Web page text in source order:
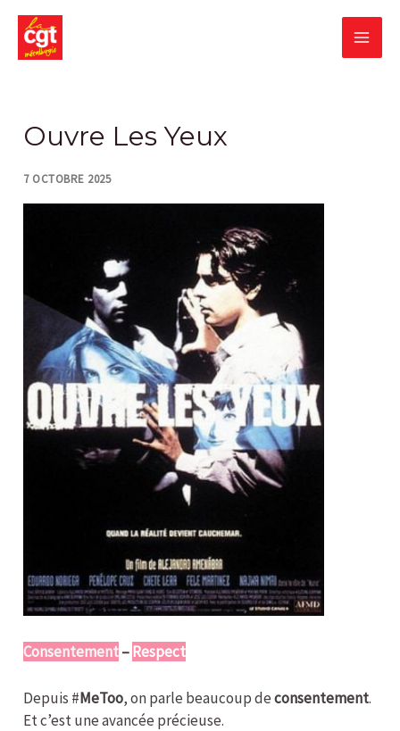
content
Ouvre Les Yeux
7 OCTOBRE 2025
Consentement–Respect
Depuis #MeToo, on parle beaucoup deconsentement.
Et c’est une avancée précieuse.